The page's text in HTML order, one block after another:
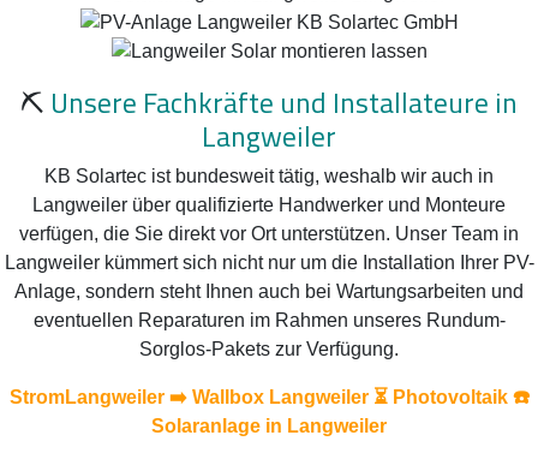
⛏️ Unsere Fachkräfte und Installateure in
Langweiler
KB Solartec ist bundesweit tätig, weshalb wir auch in
Langweiler über qualifizierte Handwerker und Monteure
verfügen, die Sie direkt vor Ort unterstützen. Unser Team in
Langweiler kümmert sich nicht nur um die Installation Ihrer PV-
Anlage, sondern steht Ihnen auch bei Wartungsarbeiten und
eventuellen Reparaturen im Rahmen unseres Rundum-
Sorglos-Pakets zur Verfügung.
StromLangweiler ➡️ Wallbox Langweiler ⏳ Photovoltaik ☎️
Solaranlage in Langweiler